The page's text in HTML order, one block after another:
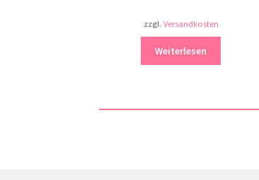
zzgl. Versandkosten
Weiterlesen